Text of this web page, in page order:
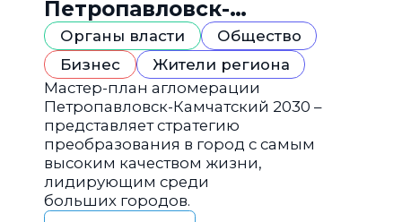
Петропавловск-
Камчатский 2030
Органы власти
Общество
Бизнес
Жители региона
Мастер-план агломерации
Петропавловск-Камчатский 2030 –
представляет стратегию
преобразования в город с самым
высоким качеством жизни,
лидирующим среди
больших городов.